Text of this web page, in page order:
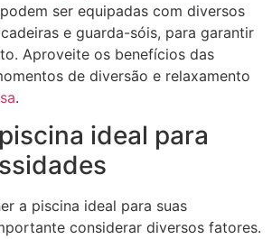
ser equipadas com diversos
e guarda-sóis, para garantir
Aproveite os benefícios das
de diversão e relaxamento
.
ideal para
a piscina ideal para suas
considerar diversos fatores.